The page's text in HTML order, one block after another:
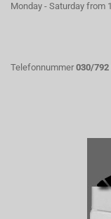
Monday - Saturday from
Telefonnummer 030/792